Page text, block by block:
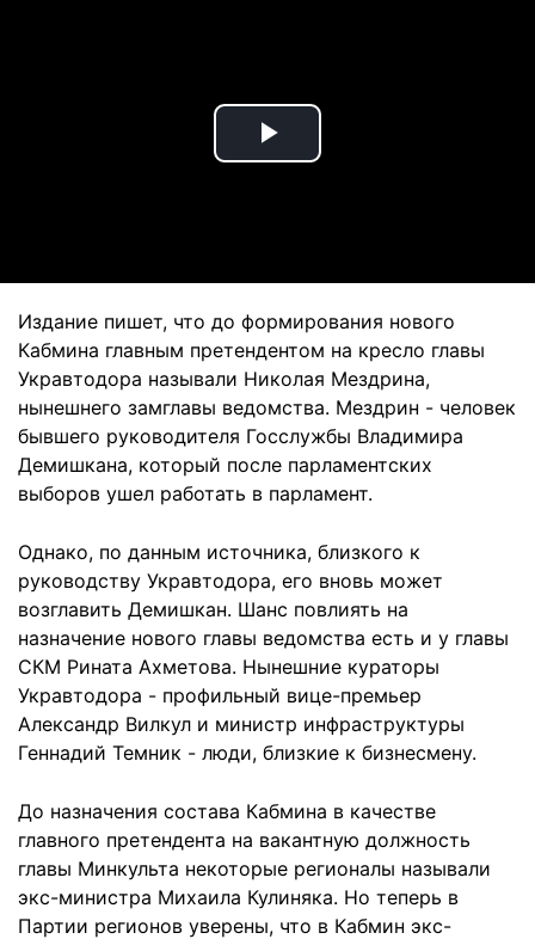
Play
Издание пишет, что до формирования нового
Кабмина главным претендентом на кресло главы
Укравтодора называли Николая Мездрина,
нынешнего замглавы ведомства. Мездрин - человек
бывшего руководителя Госслужбы Владимира
Демишкана, который после парламентских
выборов ушел работать в парламент.
Однако, по данным источника, близкого к
руководству Укравтодора, его вновь может
возглавить Демишкан. Шанс повлиять на
назначение нового главы ведомства есть и у главы
СКМ Рината Ахметова. Нынешние кураторы
Укравтодора - профильный вице-премьер
Александр Вилкул и министр инфраструктуры
Геннадий Темник - люди, близкие к бизнесмену.
До назначения состава Кабмина в качестве
главного претендента на вакантную должность
главы Минкульта некоторые регионалы называли
экс-министра Михаила Кулиняка. Но теперь в
Партии регионов уверены, что в Кабмин экс-